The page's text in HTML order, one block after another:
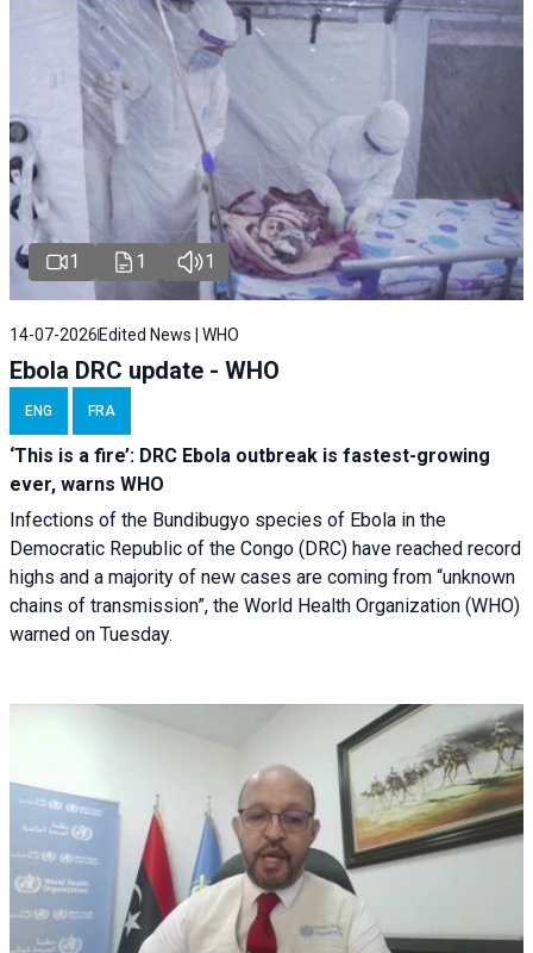
1 1 1
14-07-2026 Edited News | WHO
Ebola DRC update - WHO
ENG FRA
‘This is a fire’: DRC Ebola outbreak is fastest-growing
ever, warns WHO
Infections of the Bundibugyo species of Ebola in the
Democratic Republic of the Congo (DRC) have reached record
highs and a majority of new cases are coming from “unknown
chains of transmission”, the World Health Organization (WHO)
warned on Tuesday.